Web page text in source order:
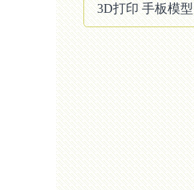
3D打印 手板模型